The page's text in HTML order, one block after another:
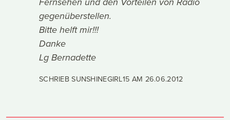
Fernsehen und den Vorteilen von Radio
gegenüberstellen.
Bitte helft mir!!!
Danke
Lg Bernadette
SCHRIEB SUNSHINEGIRL15 AM 26.06.2012